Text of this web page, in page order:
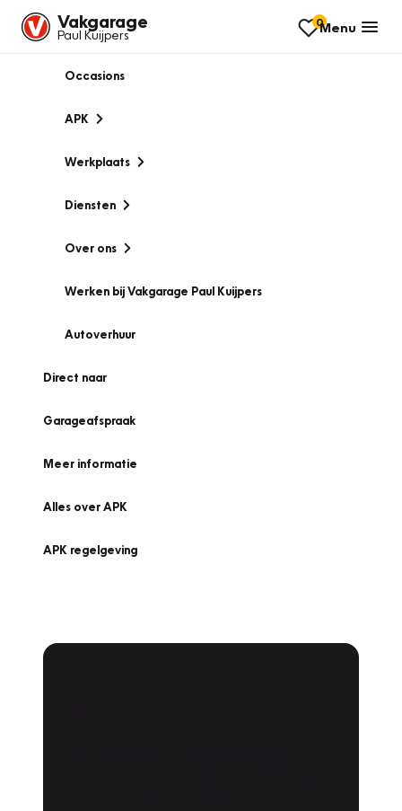
Vakgarage
Paul Kuijpers
0Menu
Occasions
APK
Werkplaats
Diensten
Over ons
Werken bij Vakgarage Paul Kuijpers
Autoverhuur
Direct naar
Garageafspraak
Meer informatie
Alles over APK
APK regelgeving